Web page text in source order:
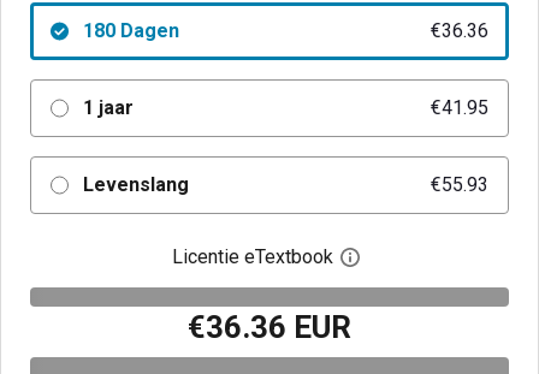
180 Dagen €36.36
1 jaar €41.95
Levenslang €55.93
Licentie eTextbook Open het
€36.36 EUR